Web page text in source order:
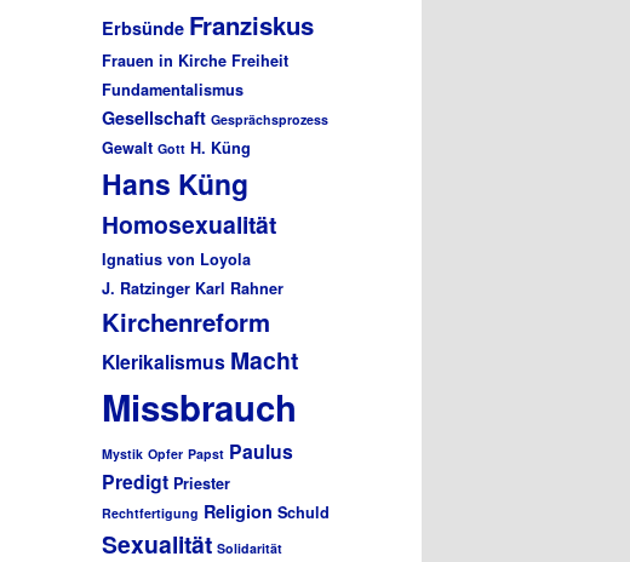
Erbsünde Franziskus
Frauen in Kirche Freiheit
Fundamentalismus
Gesellschaft Gesprächsprozess
Gewalt Gott H. Küng
Hans Küng
Homosexualität
Ignatius von Loyola
J. Ratzinger Karl Rahner
Kirchenreform
Klerikalismus Macht
Missbrauch
Mystik Opfer Papst Paulus
Predigt Priester
Rechtfertigung Religion Schuld
Sexualität Solidarität